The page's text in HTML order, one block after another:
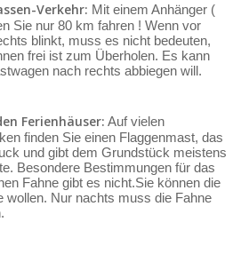
Verkehr: Mit einem Anhänger (
Sie nur 80 km fahren ! Wenn vor
blinkt, muss es nicht bedeuten,
frei ist zum Überholen. Es kann
nach rechts abbiegen will.
Ferienhäuser: Auf vielen
finden Sie einen Flaggenmast, das
und gibt dem Grundstück meistens
Besondere Bestimmungen für das
Fahne gibt es nicht.Sie können die
wollen. Nur nachts muss die Fahne